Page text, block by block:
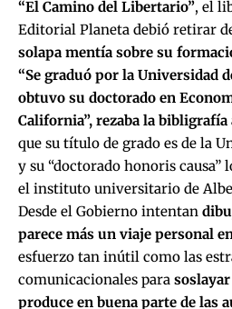
“El Camino del Libertario”, el
Editorial Planeta debió retirar
solapa mentía sobre su
“Se graduó por la Universidad
obtuvo su doctorado en
California”, rezaba la
que su título de grado es de la
y su “doctorado honoris causa”
el instituto universitario de
Desde el Gobierno intentan
parece más un viaje personal
esfuerzo tan inútil como las
comunicacionales para
produce en buena parte de las